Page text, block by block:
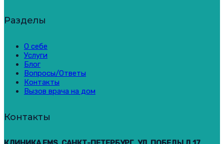
Разделы
О себе
Услуги
Блог
Вопросы/Ответы
Контакты
Вызов врача на дом
Контакты